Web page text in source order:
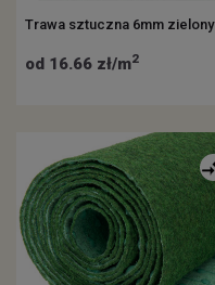
Trawa sztuczna 6mm zielony
od 16.66 zł/m2